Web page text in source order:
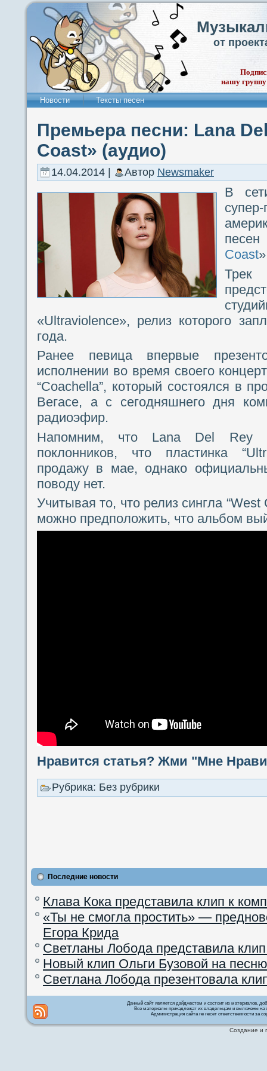
от
нашу
Новости Тексты песен
Премьера песни: Lana
Coast» (аудио)
14.04.2014 | Автор Newsmaker
В
песен
Coast
Трек
«Ultraviolence», релиз которого
года.
Ранее певица впервые
исполнении во время своего
“Coachella”, который состоялся в
Вегасе, а с сегодняшнего дня
радиоэфир.
Напомним, что Lana Del Rey
поклонников, что пластинка
продажу в мае, однако
поводу нет.
Учитывая то, что релиз сингла “West
можно предположить, что альбом
Нравится статья? Жми "Мне
Рубрика: Без рубрики
Последние новости
Клава Кока представила клип к
«Ты не смогла простить» —
Егора Крида
Светланы Лобода представила
Новый клип Ольги Бузовой на
Светлана Лобода презентовала
Данный сайт является дайджестом и состоит из материалов,
Все материалы принадлежат их владельцам и выложены на
Администрация сайта не несет ответственности за
Создание и